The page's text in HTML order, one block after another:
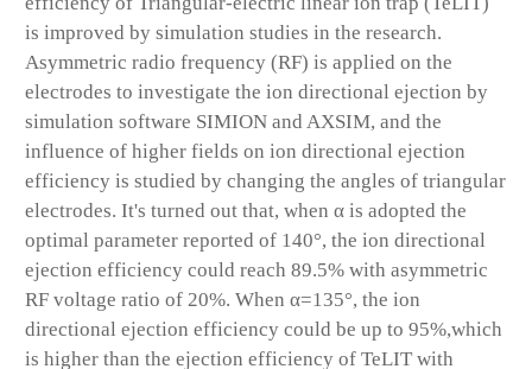
is improved by simulation studies in the research.
Asymmetric radio frequency (RF) is applied on the
electrodes to investigate the ion directional ejection by
simulation software SIMION and AXSIM, and the
influence of higher fields on ion directional ejection
efficiency is studied by changing the angles of triangular
electrodes. It's turned out that, when α is adopted the
optimal parameter reported of 140°, the ion directional
ejection efficiency could reach 89.5% with asymmetric
RF voltage ratio of 20%. When α=135°, the ion
directional ejection efficiency could be up to 95%,which
is higher than the ejection efficiency of TeLIT with